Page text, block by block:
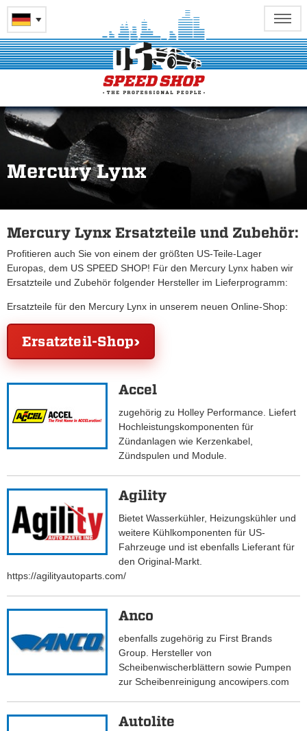
Mercury Lynx
Mercury Lynx Ersatzteile und Zubehör:
Profitieren auch Sie von einem der größten US-Teile-Lager
Europas, dem US SPEED SHOP! Für den Mercury Lynx haben wir
Ersatzteile und Zubehör folgender Hersteller im Lieferprogramm:
Ersatzteile für den Mercury Lynx in unserem neuen Online-Shop:
Ersatzteil-Shop
Accel
zugehörig zu Holley Performance. Liefert
Hochleistungskomponenten für
Zündanlagen wie Kerzenkabel,
Zündspulen und Module.
Agility
Bietet Wasserkühler, Heizungskühler und
weitere Kühlkomponenten für US-
Fahrzeuge und ist ebenfalls Lieferant für
den Original-Markt.
https://agilityautoparts.com/
Anco
ebenfalls zugehörig zu First Brands
Group. Hersteller von
Scheibenwischerblättern sowie Pumpen
zur Scheibenreinigung ancowipers.com
Autolite